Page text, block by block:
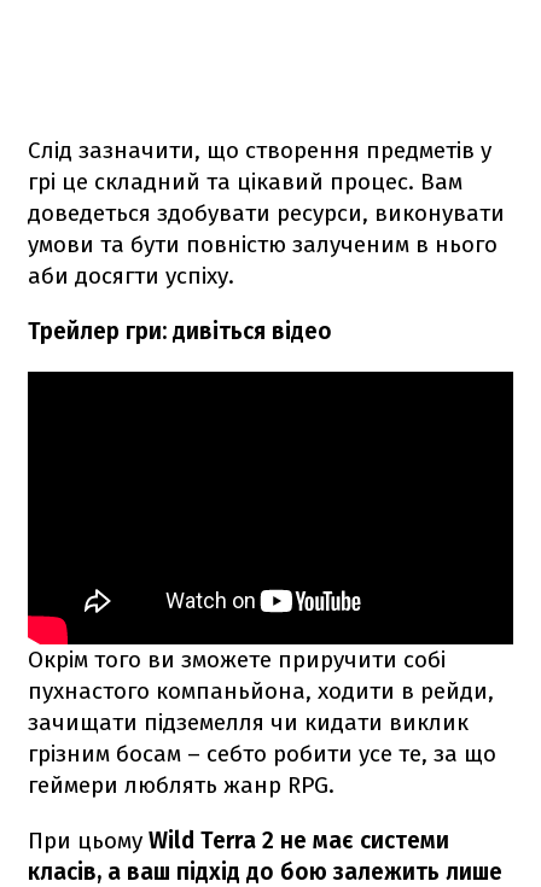
Слід зазначити, що створення предметів у
грі це складний та цікавий процес. Вам
доведеться здобувати ресурси, виконувати
умови та бути повністю залученим в нього
аби досягти успіху.
Трейлер гри: дивіться відео
Окрім того ви зможете приручити собі
пухнастого компаньйона, ходити в рейди,
зачищати підземелля чи кидати виклик
грізним босам – себто робити усе те, за що
геймери люблять жанр RPG.
При цьому Wild Terra 2 не має системи
класів, а ваш підхід до бою залежить лише